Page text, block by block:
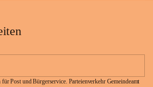
für Post und Bürgerservice. Parteienverkehr Gemeindeamt